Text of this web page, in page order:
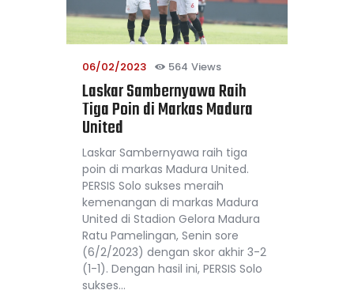
06/02/2023 564 Views
Laskar Sambernyawa Raih
Tiga Poin di Markas Madura
United
Laskar Sambernyawa raih tiga
poin di markas Madura United.
PERSIS Solo sukses meraih
kemenangan di markas Madura
United di Stadion Gelora Madura
Ratu Pamelingan, Senin sore
(6/2/2023) dengan skor akhir 3-2
(1-1). Dengan hasil ini, PERSIS Solo
sukses…